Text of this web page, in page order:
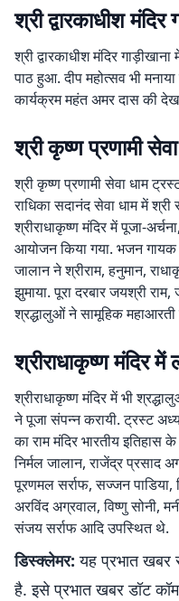
श्री द्वारकाधीश
श्री द्वारकाधीश मंदिर
पाठ हुआ. दीप महोत्सव भी
कार्यक्रम महंत अमर दास की
श्री कृष्ण प्रणामी
श्री कृष्ण प्रणामी सेवा धाम
राधिका सदानंद सेवा धाम में
श्रीराधाकृष्ण मंदिर में पूजा-
आयोजन किया गया. भजन गायक
जालान ने श्रीराम, हनुमान,
झुमाया. पूरा दरबार जयश्री
श्रद्धालुओं ने सामूहिक महाआरती
श्रीराधाकृष्ण मंदिर में
श्रीराधाकृष्ण मंदिर में भी
ने पूजा संपन्न करायी. ट्रस्ट
का राम मंदिर भारतीय
निर्मल जालान, राजेंद्र प्रसाद
पूरणमल सर्राफ, सज्जन पाडिया,
अरविंद अग्रवाल, विष्णु सोनी,
संजय सर्राफ आदि उपस्थित थे.
डिस्क्लेमर: यह प्रभात खबर
है. इसे प्रभात खबर डॉट कॉम